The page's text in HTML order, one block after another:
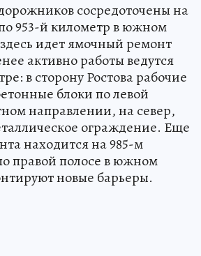
сосредоточены на
по 953-й километр в южном
идет ямочный ремонт
активно работы ведутся
в сторону Ростова рабочие
блоки по левой
направлении, на север,
ограждение. Еще
находится на 985-м
правой полосе в южном
новые барьеры.